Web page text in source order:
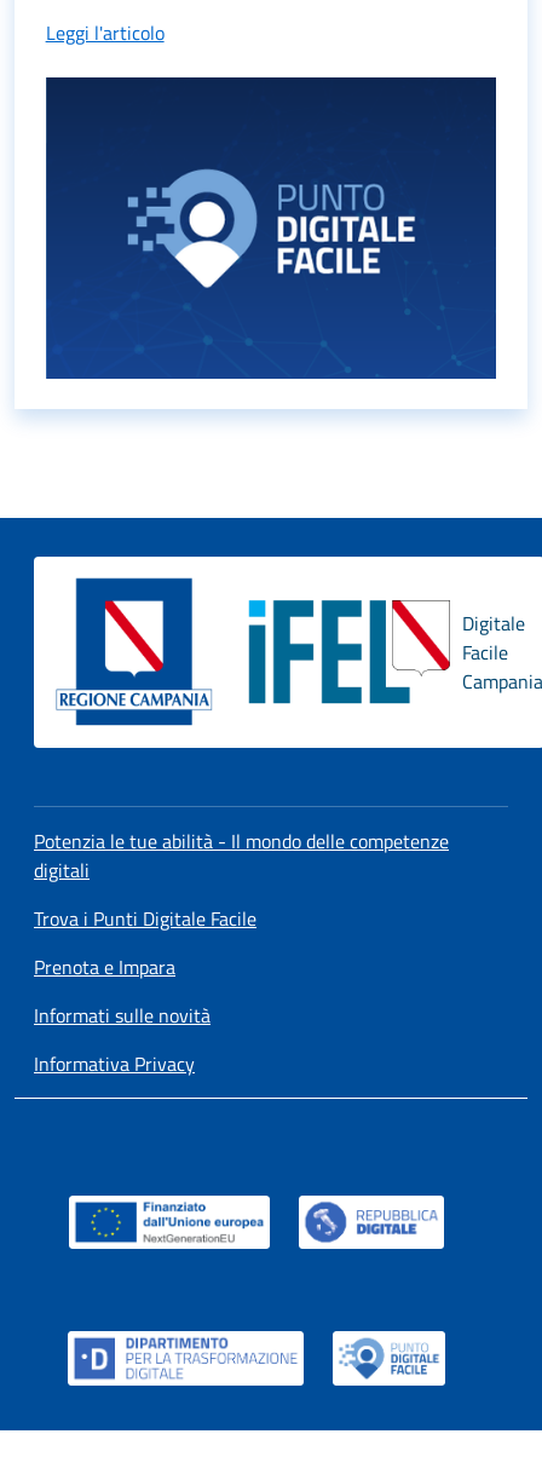
Leggi l'articolo
Digitale
Facile
Campania
Potenzia le tue abilità - Il mondo delle competenze
digitali
Trova i Punti Digitale Facile
Prenota e Impara
Informati sulle novità
Informativa Privacy